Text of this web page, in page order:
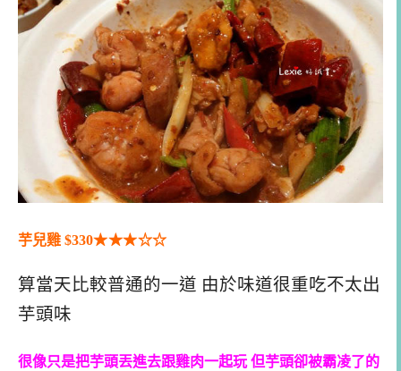
芋兒雞 $330★★★☆☆
算當天比較普通的一道 由於味道很重吃不太出
芋頭味
很像只是把芋頭丟進去跟雞肉一起玩 但芋頭卻被霸凌了的